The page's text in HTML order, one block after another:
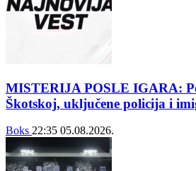
MISTERIJA POSLE IGARA:
Škotskoj, uključene policija i
Boks 22:35 05.08.2026.